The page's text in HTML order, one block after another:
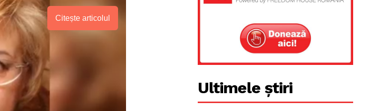
Citește articolul
Ultimele știri